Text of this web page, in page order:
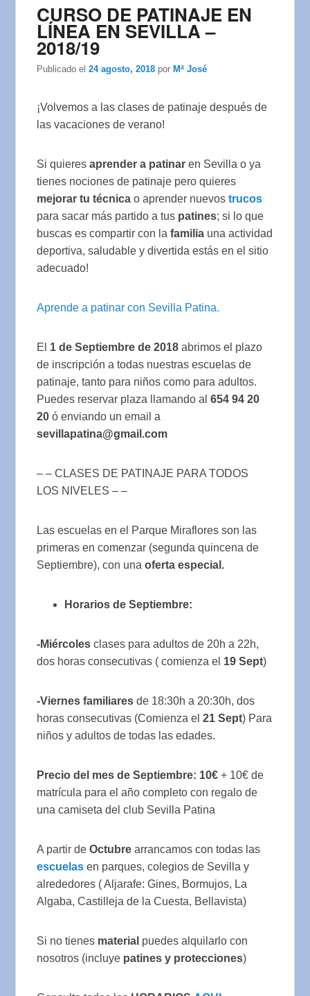
CURSO DE PATINAJE EN
LÍNEA EN SEVILLA –
2018/19
Publicado el24 agosto, 2018 porMª José
¡Volvemos a las clases de patinaje después de
las vacaciones de verano!
Si quieresaprender a patinar en Sevilla o ya
tienes nociones de patinaje pero quieres
mejorar tu técnica o aprender nuevostrucos
para sacar más partido a tus patines; si lo que
buscas es compartir con lafamilia una actividad
deportiva, saludable y divertida estás en el sitio
adecuado!
Aprende a patinar con Sevilla Patina.
El 1 de Septiembre de 2018 abrimos el plazo
de inscripción a todas nuestras escuelas de
patinaje, tanto para niños como para adultos.
Puedes reservar plaza llamando al654 94 20
20 ó enviando un email a
sevillapatina@gmail.com
– – CLASES DE PATINAJE PARA TODOS
LOS NIVELES – –
Las escuelas en el Parque Miraflores son las
primeras en comenzar (segunda quincena de
Septiembre), con unaoferta especial.
Horarios de Septiembre:
-Miércoles clases para adultos de 20h a 22h,
dos horas consecutivas ( comienza el 19 Sept)
-Viernes familiares de 18:30h a 20:30h, dos
horas consecutivas (Comienza el21 Sept) Para
niños y adultos de todas las edades.
Precio del mes de Septiembre: 10€ + 10€ de
matrícula para el año completo con regalo de
una camiseta del club Sevilla Patina
A partir deOctubre arrancamos con todas las
escuelas en parques, colegios de Sevilla y
alrededores ( Aljarafe: Gines, Bormujos, La
Algaba, Castilleja de la Cuesta, Bellavista)
Si no tienes material puedes alquilarlo con
nosotros (incluye patines y protecciones)